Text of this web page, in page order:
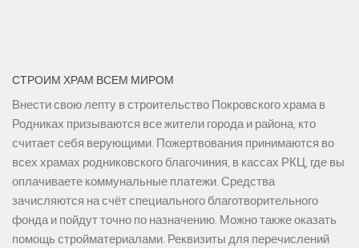
СТРОИМ ХРАМ ВСЕМ МИРОМ
Внести свою лепту в строительство Покровского храма в
Родниках призываются все жители города и района, кто
считает себя верующими. Пожертвования принимаются во
всех храмах родниковского благочиния, в кассах РКЦ, где вы
оплачиваете коммунальные платежи. Средства
зачисляются на счёт специального благотворительного
фонда и пойдут точно по назначению. Можно также оказать
помощь стройматериалами. Реквизиты для перечислений